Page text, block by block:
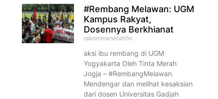
#Rembang Melawan: UGM
Kampus Rakyat,
Dosennya Berkhianat
rakommarsinahfm
aksi ibu rembang di UGM
Yogyakarta Oleh Tinta Merah
Jogja – #RembangMelawan.
Mendengar dan melihat kesaksian
dari dosen Universitas Gadjah